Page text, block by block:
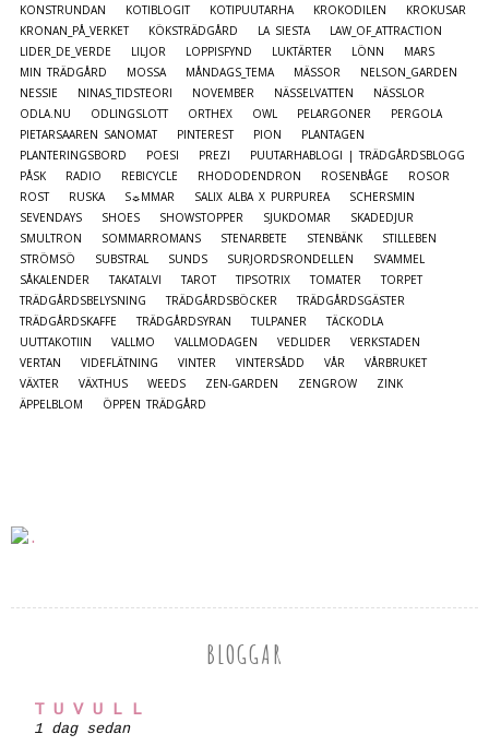
KONSTRUNDAN
KOTIBLOGIT KOTIPUUTARHA KROKODILEN
KROKUSAR
KRONAN_PÅ_VERKET
KÖKSTRÄDGÅRD LA SIESTA
LAW_OF_ATTRACTION
LIDER_DE_VERDE
LILJOR LOPPISFYND LUKTÄRTER LÖNN
MARS
MIN TRÄDGÅRD
MOSSA MÅNDAGS_TEMA MÄSSOR
NELSON_GARDEN
NESSIE
NINAS_TIDSTEORI NOVEMBER NÄSSELVATTEN
NÄSSLOR
ODLA.NU
ODLINGSLOTT ORTHEX OWL PELARGONER
PERGOLA
PIETARSAAREN SANOMAT
PINTEREST PION
PLANTAGEN
PLANTERINGSBORD
POESI PREZI
PUUTARHABLOGI | TRÄDGÅRDSBLOGG
PÅSK
RADIO REBICYCLE RHODODENDRON ROSENBÅGE
ROSOR
ROST
RUSKA S☼MMAR SALIX ALBA X PURPUREA
SCHERSMIN
SEVENDAYS
SHOES SHOWSTOPPER SJUKDOMAR
SKADEDJUR
SMULTRON
SOMMARROMANS STENARBETE STENBÄNK
STILLEBEN
STRÖMSÖ
SUBSTRAL SUNDS SURJORDSRONDELLEN
SVAMMEL
SÅKALENDER
TAKATALVI TAROT TIPSOTRIX TOMATER
TORPET
TRÄDGÅRDSBELYSNING
TRÄDGÅRDSBÖCKER
TRÄDGÅRDSGÄSTER
TRÄDGÅRDSKAFFE
TRÄDGÅRDSYRAN TULPANER
TÄCKODLA
UUTTAKOTIIN
VALLMO VALLMODAGEN VEDLIDER
VERKSTADEN
VERTAN
VIDEFLÄTNING VINTER VINTERSÅDD VÅR
VÅRBRUKET
VÄXTER
VÄXTHUS WEEDS ZEN-GARDEN ZENGROW
ZINK
ÄPPELBLOM
ÖPPEN TRÄDGÅRD
BLOGGAR
T U V U L L
1 dag sedan